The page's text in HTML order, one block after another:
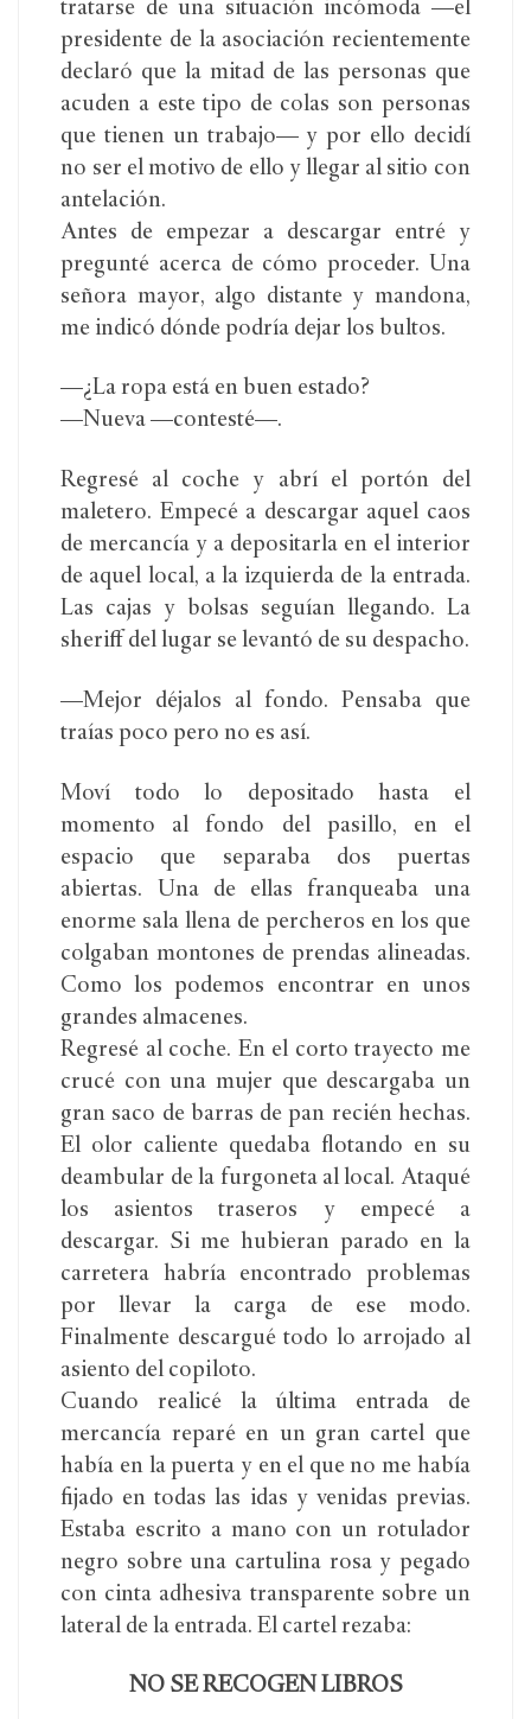
tratarse de una situación incómoda —el
presidente de la asociación recientemente
declaró que la mitad de las personas que
acuden a este tipo de colas son personas
que tienen un trabajo— y por ello decidí
no ser el motivo de ello y llegar al sitio con
antelación.
Antes de empezar a descargar entré y
pregunté acerca de cómo proceder. Una
señora mayor, algo distante y mandona,
me indicó dónde podría dejar los bultos.
—¿La ropa está en buen estado?
—Nueva —contesté—.
Regresé al coche y abrí el portón del
maletero. Empecé a descargar aquel caos
de mercancía y a depositarla en el interior
de aquel local, a la izquierda de la entrada.
Las cajas y bolsas seguían llegando. La
sheriff del lugar se levantó de su despacho.
—Mejor déjalos al fondo. Pensaba que
traías poco pero no es así.
Moví todo lo depositado hasta el
momento al fondo del pasillo, en el
espacio que separaba dos puertas
abiertas. Una de ellas franqueaba una
enorme sala llena de percheros en los que
colgaban montones de prendas alineadas.
Como los podemos encontrar en unos
grandes almacenes.
Regresé al coche. En el corto trayecto me
crucé con una mujer que descargaba un
gran saco de barras de pan recién hechas.
El olor caliente quedaba flotando en su
deambular de la furgoneta al local. Ataqué
los asientos traseros y empecé a
descargar. Si me hubieran parado en la
carretera habría encontrado problemas
por llevar la carga de ese modo.
Finalmente descargué todo lo arrojado al
asiento del copiloto.
Cuando realicé la última entrada de
mercancía reparé en un gran cartel que
había en la puerta y en el que no me había
fijado en todas las idas y venidas previas.
Estaba escrito a mano con un rotulador
negro sobre una cartulina rosa y pegado
con cinta adhesiva transparente sobre un
lateral de la entrada. El cartel rezaba:
NO SE RECOGEN LIBROS